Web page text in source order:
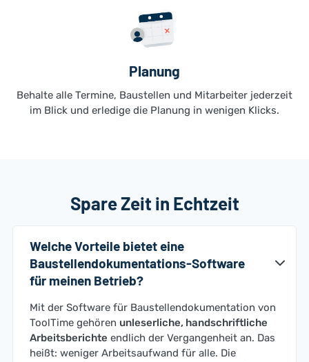
Planung
Behalte alle Termine, Baustellen und Mitarbeiter jederzeit
im Blick und erledige die Planung in wenigen Klicks.
Spare Zeit in Echtzeit
Welche Vorteile bietet eine
Baustellendokumentations-Software
für meinen Betrieb?
Mit der Software für Baustellendokumentation von
ToolTime gehören unleserliche, handschriftliche
Arbeitsberichte endlich der Vergangenheit an. Das
heißt: weniger Arbeitsaufwand für alle. Die